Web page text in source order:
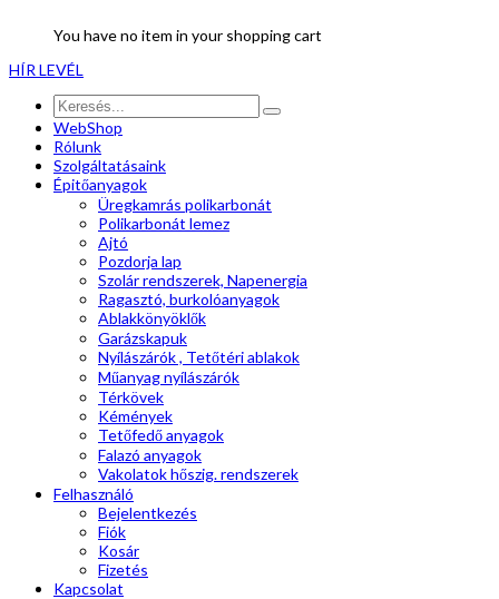
You have no item in your shopping cart
HÍR LEVÉL
WebShop
Rólunk
Szolgáltatásaink
Épitőanyagok
Üregkamrás polikarbonát
Polikarbonát lemez
Ajtó
Pozdorja lap
Szolár rendszerek, Napenergia
Ragasztó, burkolóanyagok
Ablakkönyöklők
Garázskapuk
Nyílászárók , Tetőtéri ablakok
Műanyag nyílászárók
Térkövek
Kémények
Tetőfedő anyagok
Falazó anyagok
Vakolatok hőszig. rendszerek
Felhasználó
Bejelentkezés
Fiók
Kosár
Fizetés
Kapcsolat